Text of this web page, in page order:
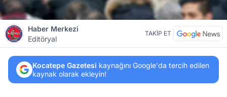
Haber Merkezi
Editöryal
TAKİP ET
Kocatepe Gazetesi kaynağını Google'da tercih edilen
kaynak olarak ekleyin!